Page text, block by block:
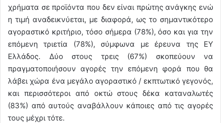
χρήματα σε προϊόντα που δεν είναι πρώτης ανάγκης ενώ
η τιμή αναδεικνύεται, με διαφορά, ως το σημαντικότερο
αγοραστικό κριτήριο, τόσο σήμερα (78%), όσο και για την
επόμενη τριετία (78%), σύμφωνα με έρευνα της ΕΥ
Ελλάδος. Δύο στους τρεις (67%) σκοπεύουν να
πραγματοποιήσουν αγορές την επόμενη φορά που θα
λάβει χώρα ένα μεγάλο αγοραστικό / εκπτωτικό γεγονός,
και περισσότεροι από οκτώ στους δέκα καταναλωτές
(83%) από αυτούς αναβάλλουν κάποιες από τις αγορές
τους μέχρι τότε.